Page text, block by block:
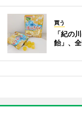
買う
「紀の
飴」、